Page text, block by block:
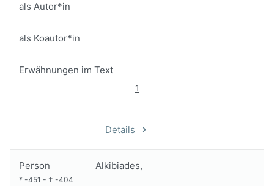
als Autor*in
als Koautor*in
Erwähnungen im Text
1
Details
Person Alkibiades,
* -451 - † -404